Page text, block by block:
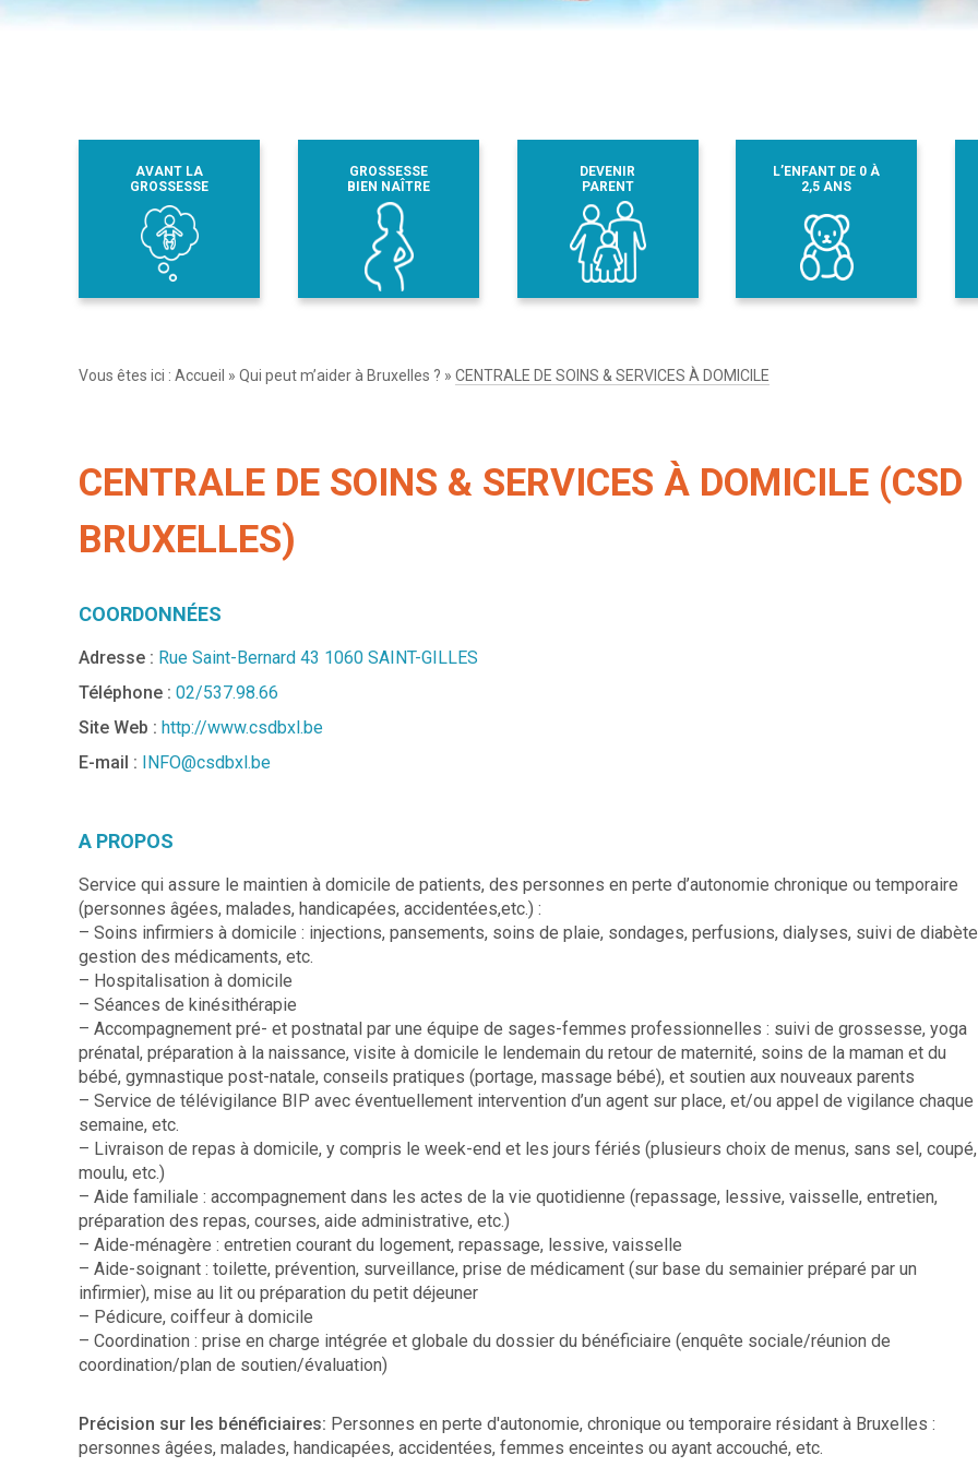
AVANT LA
GROSSESSE
GROSSESSE
BIEN NAÎTRE
DEVENIR
PARENT
L’ENFANT DE 0 À
2,5 ANS
Vous êtes ici : Accueil » Qui peut m’aider à Bruxelles ? » CENTRALE DE SOINS & SERVICES À DOMICILE
CENTRALE DE SOINS & SERVICES À DOMICILE (CSD
BRUXELLES)
COORDONNÉES
Adresse : Rue Saint-Bernard 43 1060 SAINT-GILLES
Téléphone : 02/537.98.66
Site Web : http://www.csdbxl.be
E-mail : INFO@csdbxl.be
A PROPOS
Service qui assure le maintien à domicile de patients, des personnes en perte d’autonomie chronique ou temporaire
(personnes âgées, malades, handicapées, accidentées,etc.) :
– Soins infirmiers à domicile : injections, pansements, soins de plaie, sondages, perfusions, dialyses, suivi de
gestion des médicaments, etc.
– Hospitalisation à domicile
– Séances de kinésithérapie
– Accompagnement pré- et postnatal par une équipe de sages-femmes professionnelles : suivi de grossesse, yoga
prénatal, préparation à la naissance, visite à domicile le lendemain du retour de maternité, soins de la maman et du
bébé, gymnastique post-natale, conseils pratiques (portage, massage bébé), et soutien aux nouveaux parents
– Service de télévigilance BIP avec éventuellement intervention d’un agent sur place, et/ou appel de vigilance chaque
semaine, etc.
– Livraison de repas à domicile, y compris le week-end et les jours fériés (plusieurs choix de menus, sans sel, coupé,
moulu, etc.)
– Aide familiale : accompagnement dans les actes de la vie quotidienne (repassage, lessive, vaisselle, entretien,
préparation des repas, courses, aide administrative, etc.)
– Aide-ménagère : entretien courant du logement, repassage, lessive, vaisselle
– Aide-soignant : toilette, prévention, surveillance, prise de médicament (sur base du semainier préparé par un
infirmier), mise au lit ou préparation du petit déjeuner
– Pédicure, coiffeur à domicile
– Coordination : prise en charge intégrée et globale du dossier du bénéficiaire (enquête sociale/réunion de
coordination/plan de soutien/évaluation)
Précision sur les bénéficiaires: Personnes en perte d'autonomie, chronique ou temporaire résidant à Bruxelles :
personnes âgées, malades, handicapées, accidentées, femmes enceintes ou ayant accouché, etc.